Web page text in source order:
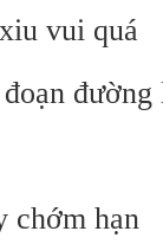
vui quá
chớm hạn